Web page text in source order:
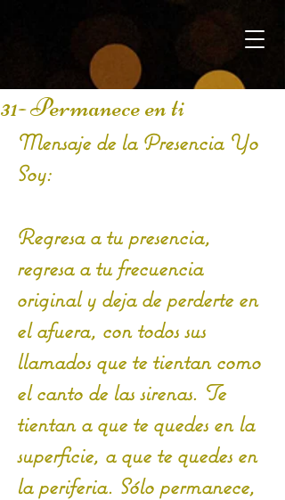
31- Permanece en ti
Mensaje de la Presencia Yo
Soy:
Regresa a tu presencia,
regresa a tu frecuencia
original y deja de perderte en
el afuera, con todos sus
llamados que te tientan como
el canto de las sirenas. Te
tientan a que te quedes en la
superficie, a que te quedes en
la periferia. Sólo permanece,